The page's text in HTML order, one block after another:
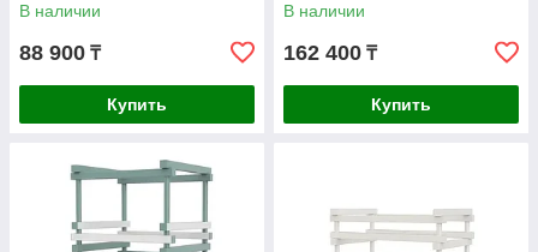
В наличии
88 900 ₸
Купить
В наличии
162 400 ₸
Купить